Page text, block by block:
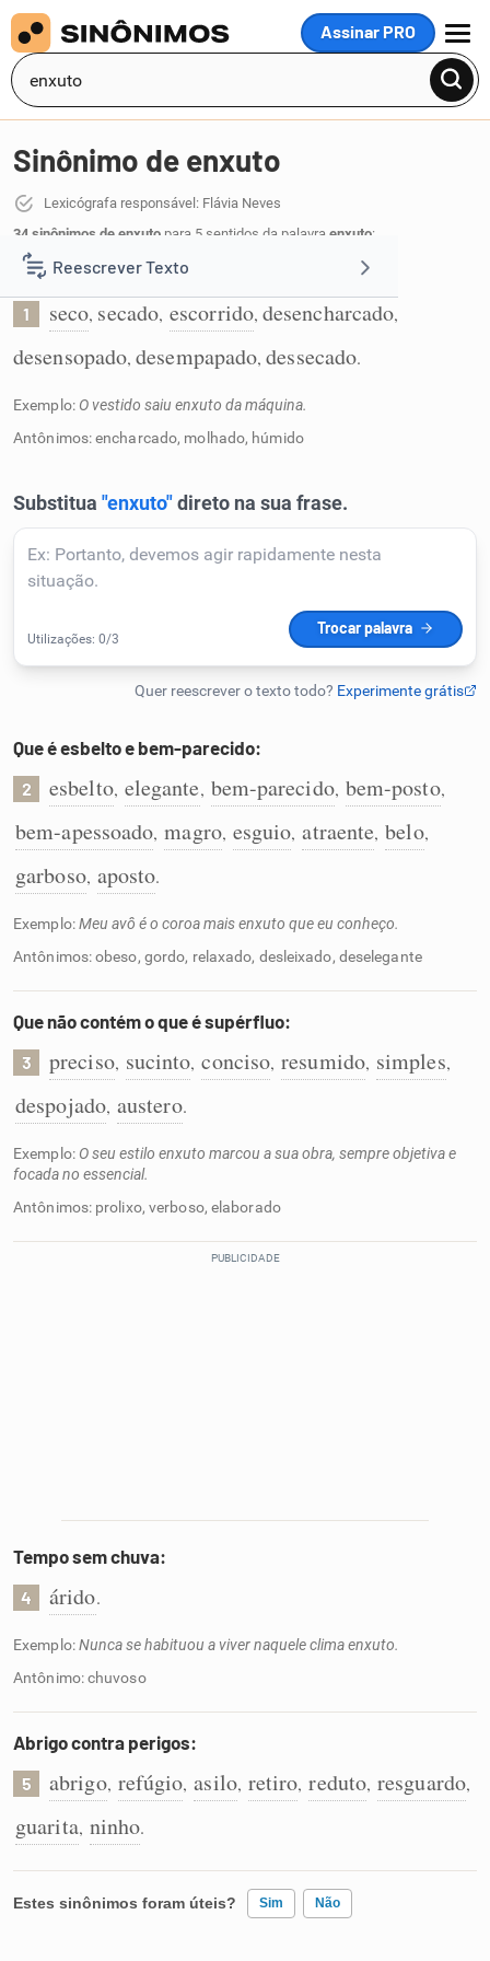
Assinar PRO
MENU
Reescrever Texto
Resumir Texto
Humanizador de IA
Cata-letras
Caça-palavras
Dicionário
Sinônimo de enxuto
Lexicógrafa responsável: Flávia Neves
34 sinônimos de enxuto para 5 sentidos da palavra enxuto:
Que não está molhado:
1 seco, secado, escorrido, desencharcado,
desensopado,desempapado,dessecado.
Exemplo: O vestido saiu enxuto da máquina.
Antônimos: encharcado, molhado, húmido
Que é esbelto e bem-parecido:
2 esbelto, elegante, bem-parecido, bem-posto,
bem-apessoado, magro, esguio, atraente, belo,
garboso, aposto.
Exemplo:Meu avô é o coroa mais enxuto que eu conheço.
Antônimos: obeso, gordo, relaxado, desleixado, deselegante
Que não contém o que é supérfluo:
3 preciso, sucinto, conciso, resumido, simples,
despojado, austero.
Exemplo: O seu estilo enxuto marcou a sua obra, sempre objetiva e
focada no essencial.
Antônimos: prolixo, verboso, elaborado
Tempo sem chuva:
4 árido.
Exemplo:Nunca se habituou a viver naquele clima enxuto.
Antônimo: chuvoso
Abrigo contra perigos:
5 abrigo, refúgio, asilo, retiro, reduto, resguardo,
guarita, ninho.
Estes sinônimos foram úteis? Sim Não